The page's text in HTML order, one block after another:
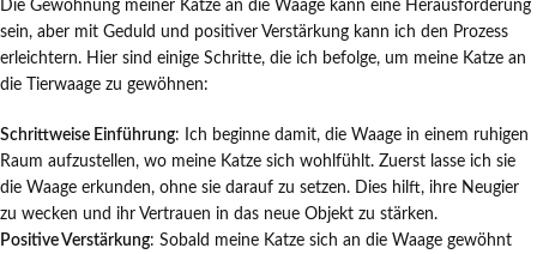
Die Gewöhnung meiner Katze an die Waage kann eine Herausforderung
sein, aber mit Geduld und positiver Verstärkung kann ich den Prozess
erleichtern. Hier sind einige Schritte, die ich befolge, um meine Katze an
die Tierwaage zu gewöhnen:
Schrittweise Einführung: Ich beginne damit, die Waage in einem ruhigen
Raum aufzustellen, wo meine Katze sich wohlfühlt. Zuerst lasse ich sie
die Waage erkunden, ohne sie darauf zu setzen. Dies hilft, ihre Neugier
zu wecken und ihr Vertrauen in das neue Objekt zu stärken.
Positive Verstärkung: Sobald meine Katze sich an die Waage gewöhnt